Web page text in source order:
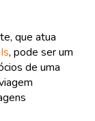
que atua
, pode ser um
de uma